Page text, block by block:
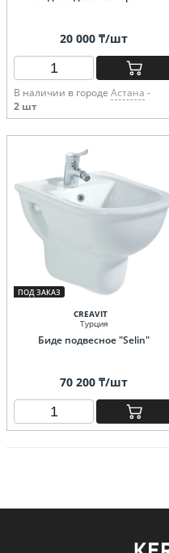
20 000 ₸/шт
В наличии в городе Астана -
2 шт
ПОД ЗАКАЗ
CREAVIT
Турция
Биде подвесное "Selin"
70 200 ₸/шт